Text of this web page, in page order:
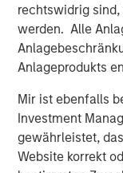
rechtswidrig
werden. Alle
Anlageprodukts
Mir ist ebenfalls
Investment
gewährleistet,
Website korrekt
"By joining forces
becomes the
suppliers and
will enable
of commerce,"
Lightspeed. "As
accelerates, we
the tools they